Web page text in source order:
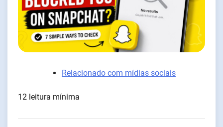
Relacionado com mídias sociais
12 leitura mínima